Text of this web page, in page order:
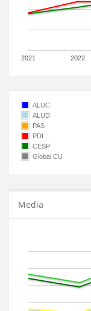
2021 2022
ALUC
ALUD
PAS
PDI
CESP
Global CU
Media